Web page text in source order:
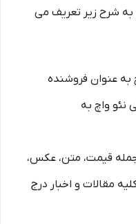
به شرح زیر تعریف می
نئو واچ به
قیمت، متن، عکس،
مقالات و اخبار درج